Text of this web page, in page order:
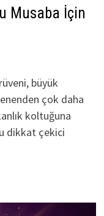
Musaba İçin
büyük
çok daha
koltuğuna
dikkat çekici